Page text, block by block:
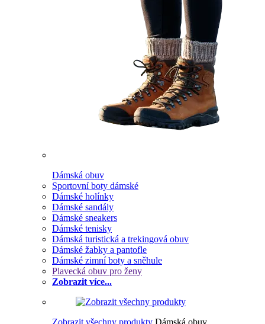
Dámská obuv
Sportovní boty dámské
Dámské holínky
Dámské sandály
Dámské sneakers
Dámské tenisky
Dámská turistická a trekingová obuv
Dámské žabky a pantofle
Dámské zimní boty a sněhule
Plavecká obuv pro ženy
Zobrazit více...
Zobrazit všechny produkty Dámská obuv